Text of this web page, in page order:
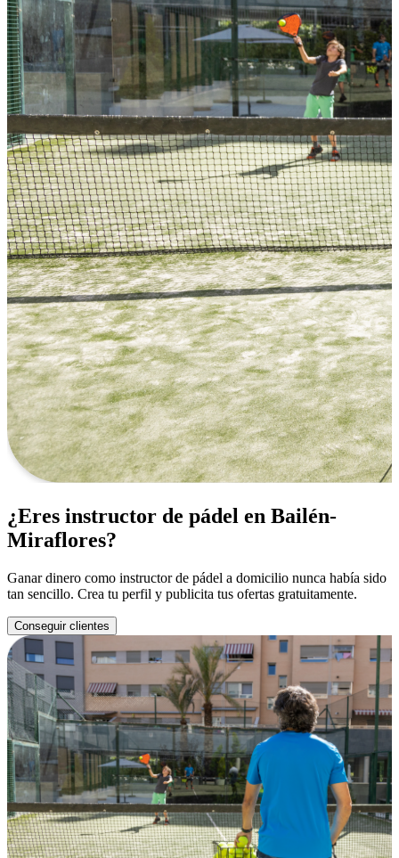
¿Eres instructor de pádel en Bailén-
Miraflores?
Ganar dinero como instructor de pádel a domicilio nunca había sido
tan sencillo. Crea tu perfil y publicita tus ofertas gratuitamente.
Conseguir clientes